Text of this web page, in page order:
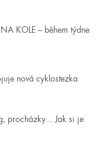
KOLE – během týdne
nová cyklostezka
procházky... Jak si je